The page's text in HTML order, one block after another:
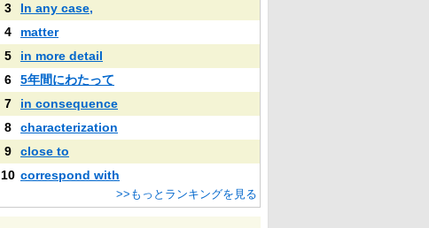
3
In any case,
4
matter
5
in more detail
6
5年間にわたって
7
in consequence
8
characterization
9
close to
10 correspond with
>>もっとランキングを見る